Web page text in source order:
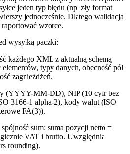
jeden typ błędu (np. zły format
jednocześnie. Dlatego walidacja
wzorce.
wysyłką paczki:
każdego XML z aktualną schemą
typy danych, obecność pól
zagnieżdżeń.
(YYYY-MM-DD), NIP (10 cyfr bez
3166-1 alpha-2), kody walut (ISO
FA(3)).
sum: suma pozycji netto =
VAT i brutto. Uwzględnia
rounding).